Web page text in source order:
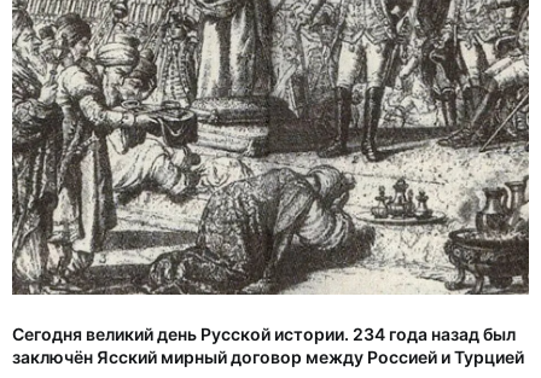
Сегодня великий день Русской истории. 234 года назад был
заключён Ясский мирный договор между Россией и Турцией